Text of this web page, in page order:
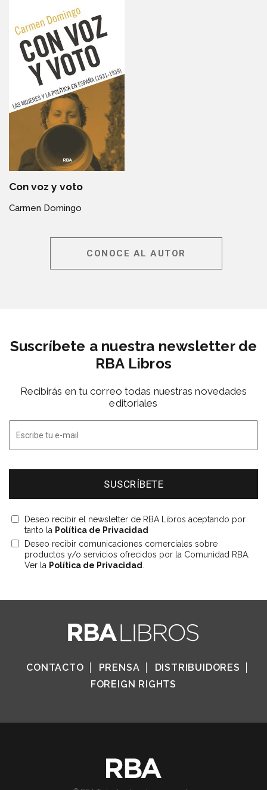
Con voz y voto
Carmen Domingo
CONOCE AL AUTOR
Suscríbete a nuestra newsletter de
RBA Libros
Recibirás en tu correo todas nuestras novedades
editoriales
Deseo recibir el newsletter de RBA Libros aceptando por
tanto la Política de Privacidad
Deseo recibir comunicaciones comerciales sobre
productos y/o servicios ofrecidos por la Comunidad RBA.
Ver la Política de Privacidad
CONTACTO PRENSA
DISTRIBUIDORES
FOREIGN RIGHTS